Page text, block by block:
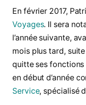
En février 2017,
Voyages. Il sera
l’année suivante,
mois plus tard,
quitte ses fonctions
en début d’année
Service, spécialisé